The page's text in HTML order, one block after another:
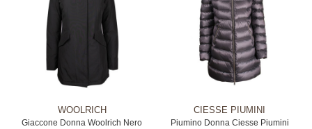
WOOLRICH
Giaccone Donna Woolrich Nero
CIESSE PIUMINI
Piumino Donna Ciesse Piumini